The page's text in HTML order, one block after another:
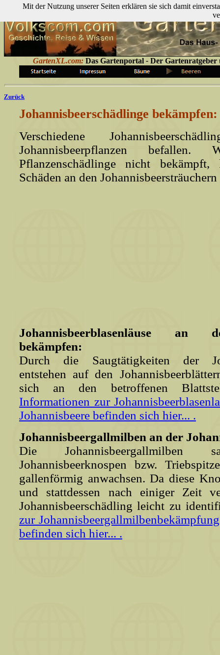
GartenXL.com: Das Gartenportal - Der Gartenratgeber
Zurück
Johannisbeerschädlinge bekämpfen:
Verschiedene
Johannisbeerpflanzen
Pflanzenschädlinge nicht
Schäden an den
Johannisbeerblasenläuse an
bekämpfen:
Durch die Saugtätigkeiten der
entstehen auf den
sich an den betroffenen
Informationen zur
Johannisbeere befinden sich hier... .
Johannisbeergallmilben an der
Die
Johannisbeerknospen bzw.
gallenförmig anwachsen. Da diese
und stattdessen nach einiger Zeit
Johannisbeerschädling leicht zu
zur
befinden sich hier... .
Mit der Nutzung unserer Seiten erklären sie sich damit